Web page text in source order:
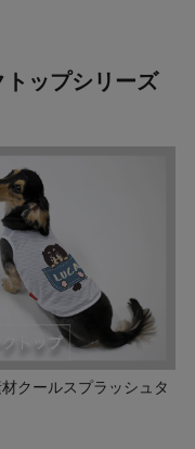
ップシリーズ
クールスプラッシュタ